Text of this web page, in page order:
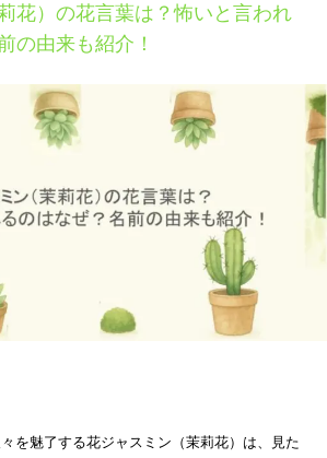
花）の花言葉は？怖いと言われ
の由来も紹介！
を魅了する花ジャスミン（茉莉花）は、見た